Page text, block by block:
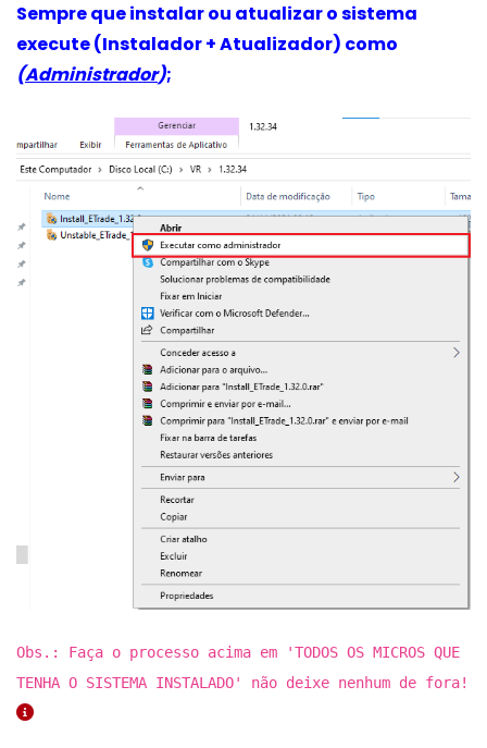
Sempre que instalar ou atualizar o sistema
execute (Instalador + Atualizador) como
(Administrador);
Obs.: Faça o processo acima em 'TODOS OS MICROS QUE
TENHA O SISTEMA INSTALADO' não deixe nenhum de fora!